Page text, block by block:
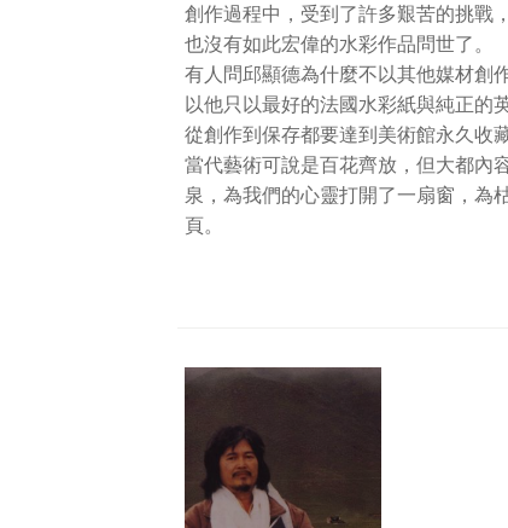
創作過程中，受到了許多艱苦的挑戰
也沒有如此宏偉的水彩作品問世了。
有人問邱顯德為什麼不以其他媒材創
以他只以最好的法國水彩紙與純正的
從創作到保存都要達到美術館永久收
當代藝術可說是百花齊放，但大都內
泉，為我們的心靈打開了一扇窗，為
頁。